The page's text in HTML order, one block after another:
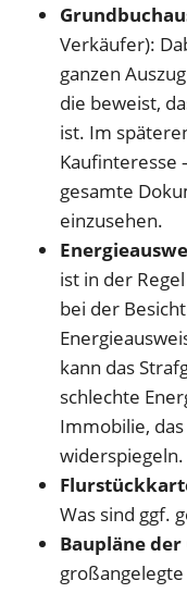
Verkäufer):
ganzen
die beweist,
ist. Im
Kaufinteresse
gesamte
einzusehen.
ist in der
bei der
kann das
schlechte
Immobilie,
widerspiegeln.
Was sind ggf.
Baupläne der